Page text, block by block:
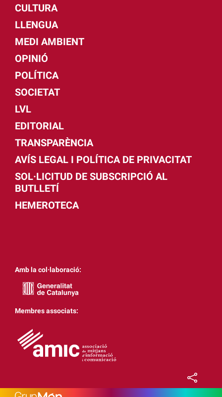
CULTURA
LLENGUA
MEDI AMBIENT
OPINIÓ
POLÍTICA
SOCIETAT
LVL
EDITORIAL
TRANSPARÈNCIA
AVÍS LEGAL I POLÍTICA DE PRIVACITAT
SOL·LICITUD DE SUBSCRIPCIÓ AL
BUTLLETÍ
HEMEROTECA
Amb la col·laboració:
Membres associats: